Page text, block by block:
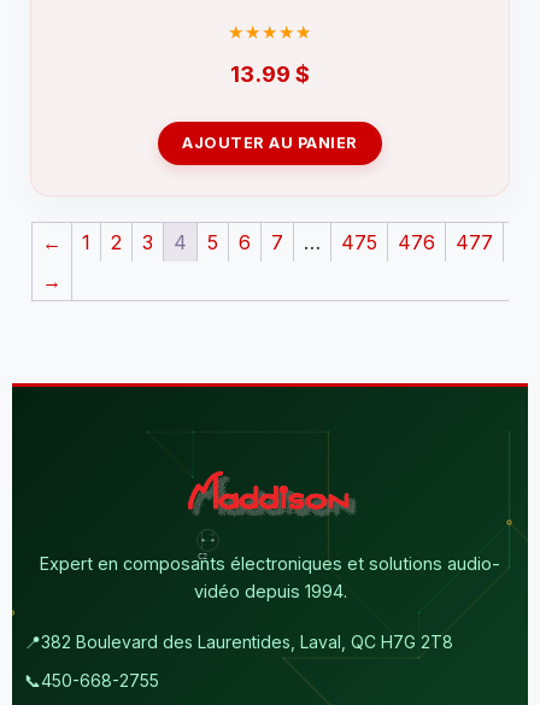
13.99 $
AJOUTER AU PANIER
← 1 2 3 4 5 6 7 … 475 476
477
→
Expert en composants électroniques et solutions audio-
vidéo depuis 1994.
📍382 Boulevard des Laurentides, Laval, QC H7G 2T8
📞450-668-2755